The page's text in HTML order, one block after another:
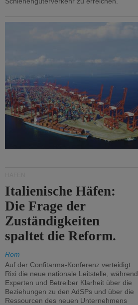
Italienische Häfen:
Die Frage der
Zuständigkeiten
spaltet die Reform.
Rom
Auf der Confitarma-Konferenz verteidigt
Rixi die neue nationale Leitstelle, während
Experten und Betreiber Klarheit über die
Beziehungen zu den AdSPs und über die
Ressourcen des neuen Unternehmens